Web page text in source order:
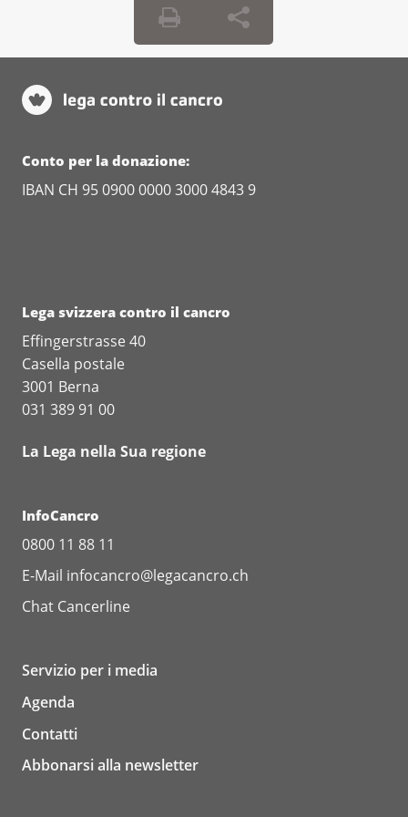
Conto per la donazione:
IBAN CH 95 0900 0000 3000 4843 9
Lega svizzera contro il cancro
Effingerstrasse 40
Casella postale
3001 Berna
031 389 91 00
La Lega nella Sua regione
InfoCancro
0800 11 88 11
E-Mail infocancro@legacancro.ch
Chat Cancerline
Servizio per i media
Agenda
Contatti
Abbonarsi alla newsletter